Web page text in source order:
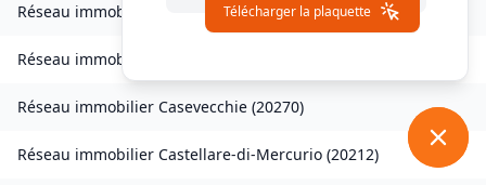
Réseau immobilier Campana(20229)
Réseau immobilier
Réseau immobilier Casevecchie (20270)
Réseau immobilier Castellare-di-Mercurio (20212)
Télécharger la plaquette